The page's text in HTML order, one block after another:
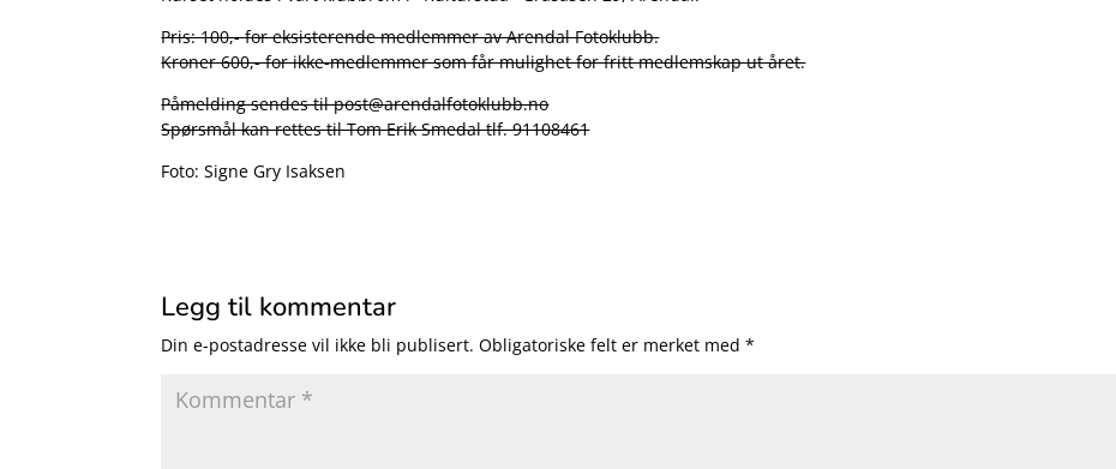
Pris: 100,- for eksisterende medlemmer av Arendal Fotoklubb.
Kroner 600,- for ikke-medlemmer som får mulighet for fritt medlemskap ut året.
Påmelding sendes til post@arendalfotoklubb.no
Spørsmål kan rettes til Tom Erik Smedal tlf. 91108461
Foto: Signe Gry Isaksen
Legg til kommentar
Din e-postadresse vil ikke bli publisert. Obligatoriske felt er merket med*